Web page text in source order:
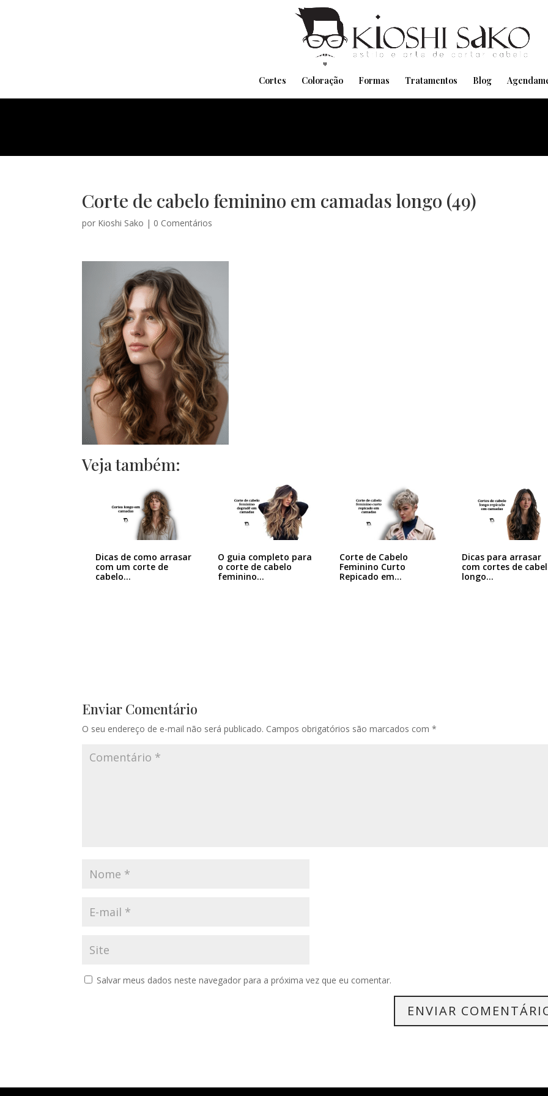
Cortes Coloração Formas Tratamentos Blog
Corte de cabelo feminino em camadas longo (49)
por Kioshi Sako | 0 Comentários
Veja também:
Dicas de como arrasar
com um corte de
cabelo…
O guia completo para
o corte de cabelo
feminino…
Corte de Cabelo
Feminino Curto
Repicado em
Dicas para arrasar
com cortes de
longo…
Enviar Comentário
O seu endereço de e-mail não será publicado. Campos obrigatórios são marcados com*
Salvar meus dados neste navegador para a próxima vez que eu comentar.
Pensando em transformar seu Visual??
Agende pelo Whatsapp